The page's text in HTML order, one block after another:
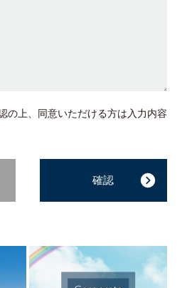
の上、同意いただける方は入力内容